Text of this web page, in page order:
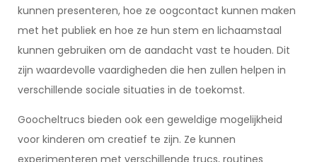
kunnen presenteren, hoe ze oogcontact kunnen maken
met het publiek en hoe ze hun stem en lichaamstaal
kunnen gebruiken om de aandacht vast te houden. Dit
zijn waardevolle vaardigheden die hen zullen helpen in
verschillende sociale situaties in de toekomst.
Goocheltrucs bieden ook een geweldige mogelijkheid
voor kinderen om creatief te zijn. Ze kunnen
experimenteren met verschillende trucs, routines